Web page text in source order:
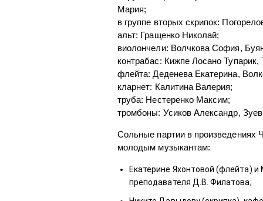
Мария;
в группе вторых скрипок:
альт: Гращенко Николай;
виолончели: Волчкова София,
контрабас: Кижпе Лосано
флейта: Деденева Екатерина,
кларнет: Калитина Валерия;
труба: Нестеренко Максим;
тромбоны: Усиков Александр,
Сольные партии в произведениях
молодым музыкантам:
Екатерине Яхонтовой (флейта)
преподавателя Д.В. Филатова;